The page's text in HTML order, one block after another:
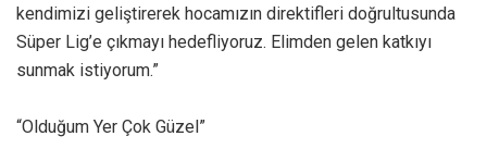
kendimizi geliştirerek hocamızın direktifleri doğrultusunda
Süper Lig’e çıkmayı hedefliyoruz. Elimden gelen katkıyı
sunmak istiyorum.”
“Olduğum Yer Çok Güzel”